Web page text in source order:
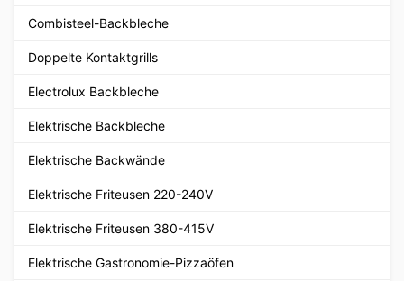
Combisteel-Backbleche
Doppelte Kontaktgrills
Electrolux Backbleche
Elektrische Backbleche
Elektrische Backwände
Elektrische Friteusen 220-240V
Elektrische Friteusen 380-415V
Elektrische Gastronomie-Pizzaöfen